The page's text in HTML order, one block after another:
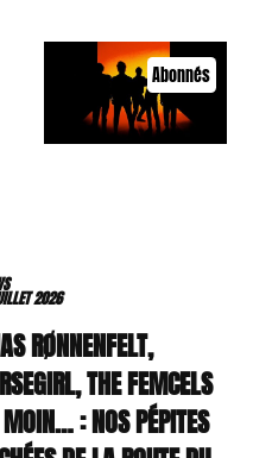
Abonnés
2026
RØNNENFELT,
THE FEMCELS
: NOS PÉPITES